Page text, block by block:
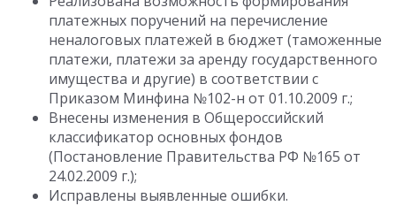
платежных поручений на перечисление
неналоговых платежей в бюджет (таможенные
платежи, платежи за аренду государственного
имущества и другие) в соответствии с
Приказом Минфина №102-н от 01.10.2009 г.;
Внесены изменения в Общероссийский
классификатор основных фондов
(Постановление Правительства РФ №165 от
24.02.2009 г.);
Исправлены выявленные ошибки.